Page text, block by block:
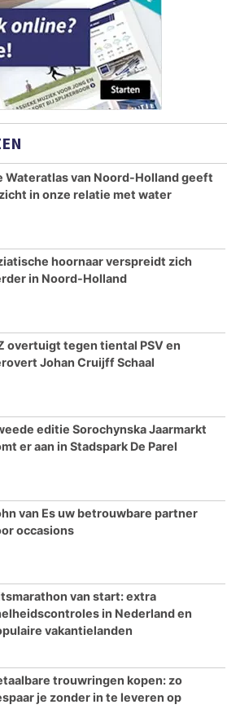
Wateratlas van Noord-Holland geeft
in onze relatie met water
hoornaar verspreidt zich
in Noord-Holland
overtuigt tegen tiental PSV en
Johan Cruijff Schaal
editie Sorochynska Jaarmarkt
er aan in Stadspark De Parel
van Es uw betrouwbare partner
occasions
van start: extra
in Nederland en
vakantielanden
trouwringen kopen: zo
je zonder in te leveren op